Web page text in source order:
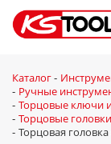
Каталог -
- Ручные
- Торцовые ключи
- Торцовые
- Торцовая